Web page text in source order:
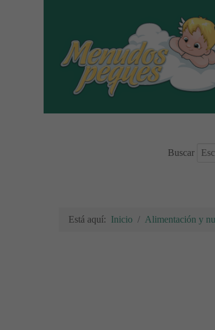
Buscar
Está aquí: Inicio Alimentación y